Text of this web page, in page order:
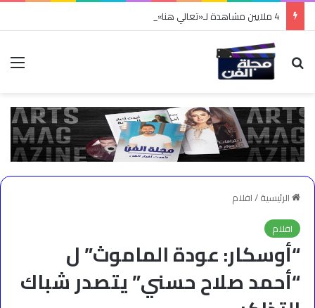
بحث عن
الرئيسية/افلام
افلام
“أوسكار: عودة الماموث” ل
“أحمد صلاح حسني” يتصدر شباك